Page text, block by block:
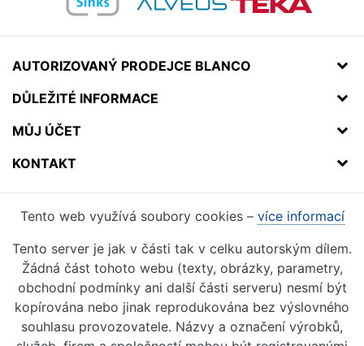
AUTORIZOVANÝ PRODEJCE BLANCO
DŮLEŽITÉ INFORMACE
MŮJ ÚČET
KONTAKT
Tento web využívá soubory cookies – více informací
Tento server je jak v části tak v celku autorským dílem.
Žádná část tohoto webu (texty, obrázky, parametry,
obchodní podmínky ani další části serveru) nesmí být
kopírována nebo jinak reprodukována bez výslovného
souhlasu provozovatele. Názvy a označení výrobků,